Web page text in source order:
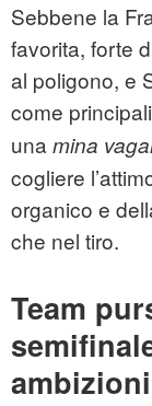
Sebbene la
favorita, forte
al poligono, e
come
una mina
cogliere
organico e
che nel tiro.
Team